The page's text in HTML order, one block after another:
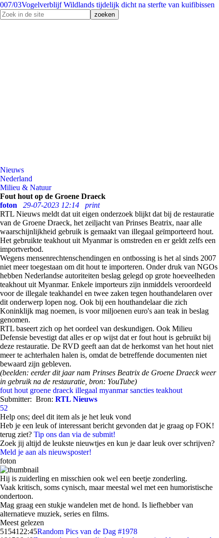
007/03Vogelverblijf Wildlands tijdelijk dicht na sterfte van kuifibissen
Nieuws
Nederland
Milieu & Natuur
Fout hout op de Groene Draeck
foton
29-07-2023 12:14
print
RTL Nieuws meldt dat uit eigen onderzoek blijkt dat bij de restauratie
van de Groene Draeck, het zeiljacht van Prinses Beatrix, naar alle
waarschijnlijkheid gebruik is gemaakt van illegaal geïmporteerd hout.
Het gebruikte teakhout uit Myanmar is omstreden en er geldt zelfs een
importverbod.
Wegens mensenrechtenschendingen en ontbossing is het al sinds 2007
niet meer toegestaan om dit hout te importeren. Onder druk van NGOs
hebben Nederlandse autoriteiten beslag gelegd op grote hoeveelheden
teakhout uit Myanmar. Enkele importeurs zijn inmiddels veroordeeld
voor de illegale teakhandel en twee zaken tegen houthandelaren over
dit onderwerp lopen nog. Ook bij een houthandelaar die zich
Koninklijk mag noemen, is voor miljoenen euro's aan teak in beslag
genomen.
RTL baseert zich op het oordeel van deskundigen. Ook Milieu
Defensie bevestigt dat alles er op wijst dat er fout hout is gebruikt bij
deze restauratie. De RVD geeft aan dat de herkomst van het hout niet
meer te achterhalen halen is, omdat de betreffende documenten niet
bewaard zijn gebleven.
(beelden: eerder dit jaar nam Prinses Beatrix de Groene Draeck weer
in gebruik na de restauratie, bron: YouTube)
fout hout groene draeck illegaal myanmar sancties teakhout
Submitter: Bron: RTL Nieuws
52
Help ons; deel dit item als je het leuk vond
Heb je een leuk of interessant bericht gevonden dat je graag op FOK!
terug ziet? Tip ons dan via de submit!
Zoek jij altijd de leukste nieuwtjes en kun je daar leuk over schrijven?
Meld je aan als nieuwsposter!
foton
Hij is zuiderling en misschien ook wel een beetje zonderling.
Vaak kritisch, soms cynisch, maar meestal wel met een humoristische
ondertoon.
Mag graag een stukje wandelen met de hond. Is liefhebber van
alternatieve muziek, series en films.
Meest gelezen
51541 22:45Random Pics van de Dag #1978